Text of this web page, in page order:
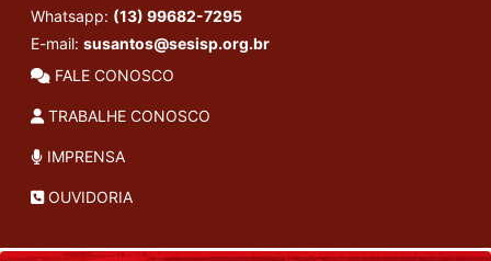
Whatsapp: (13) 99682-7295
E-mail: susantos@sesisp.org.br
FALE CONOSCO
TRABALHE CONOSCO
IMPRENSA
OUVIDORIA